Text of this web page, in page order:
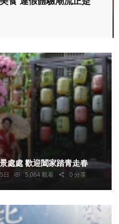
參山國家風景區新春美景處處 歡迎闔家踏青走春
日 5,064 觀看 0 分享